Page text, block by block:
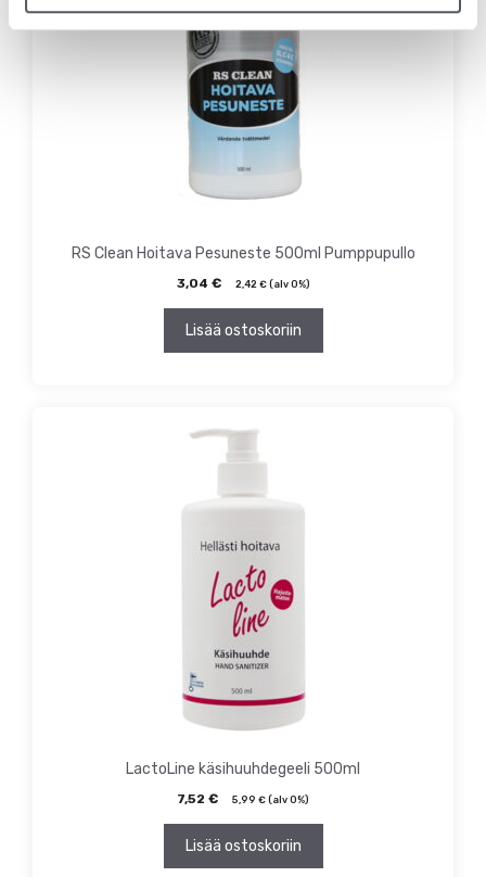
RS Clean Hoitava Pesuneste 500ml Pumppupullo
3,04 € 2,42 €(alv 0%)
Lisää ostoskoriin
LactoLine käsihuuhdegeeli 500ml
7,52 € 5,99 € (alv 0%)
Lisää ostoskoriin